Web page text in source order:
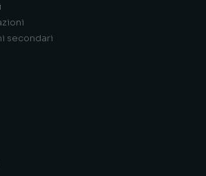
secondari